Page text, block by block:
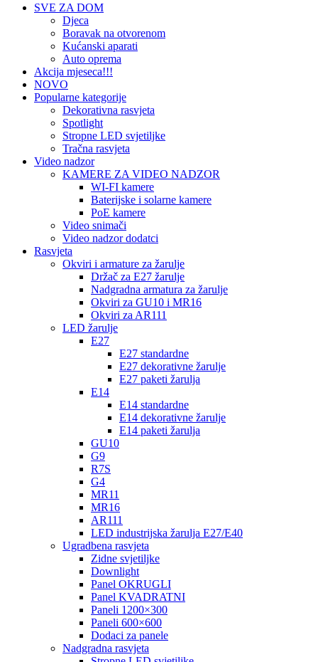
SVE ZA DOM
Djeca
Boravak na otvorenom
Kućanski aparati
Auto oprema
Akcija mjeseca!!!
NOVO
Popularne kategorije
Dekorativna rasvjeta
Spotlight
Stropne LED svjetiljke
Tračna rasvjeta
Video nadzor
KAMERE ZA VIDEO NADZOR
WI-FI kamere
Baterijske i solarne kamere
PoE kamere
Video snimači
Video nadzor dodatci
Rasvjeta
Okviri i armature za žarulje
Držač za E27 žarulje
Nadgradna armatura za žarulje
Okviri za GU10 i MR16
Okviri za AR111
LED žarulje
E27
E27 standardne
E27 dekorativne žarulje
E27 paketi žarulja
E14
E14 standardne
E14 dekorativne žarulje
E14 paketi žarulja
GU10
G9
R7S
G4
MR11
MR16
AR111
LED industrijska žarulja E27/E40
Ugradbena rasvjeta
Zidne svjetiljke
Downlight
Panel OKRUGLI
Panel KVADRATNI
Paneli 1200×300
Paneli 600×600
Dodaci za panele
Nadgradna rasvjeta